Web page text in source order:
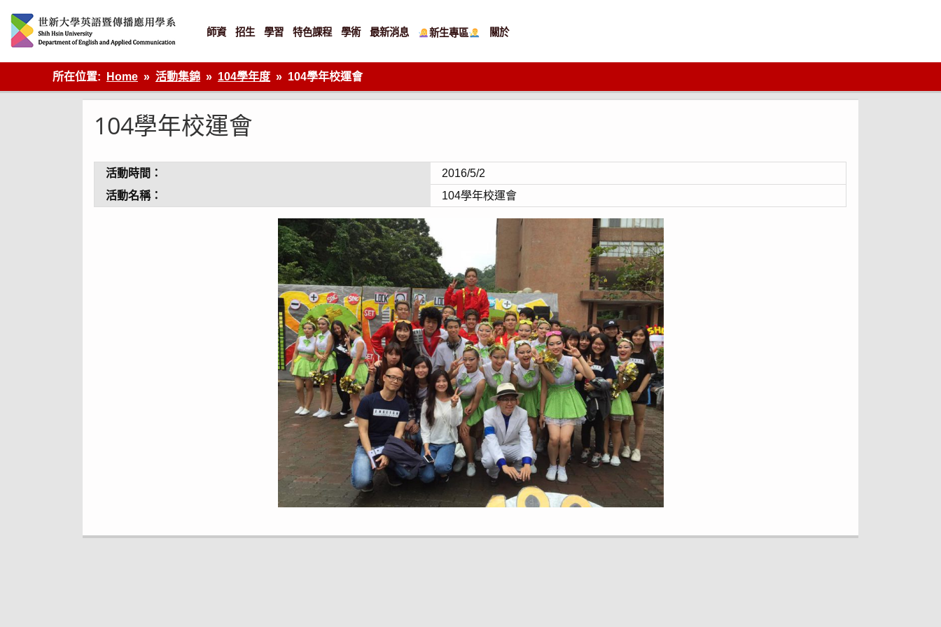
content
英語傳播
師資 招生 學習 特色課程 學術 最新消息 新生專區 關於
所在位置: Home 活動集錦 104學年度 104學年校運會
104學年校運會
活動時間：
2016/5/2
活動名稱：
104學年校運會